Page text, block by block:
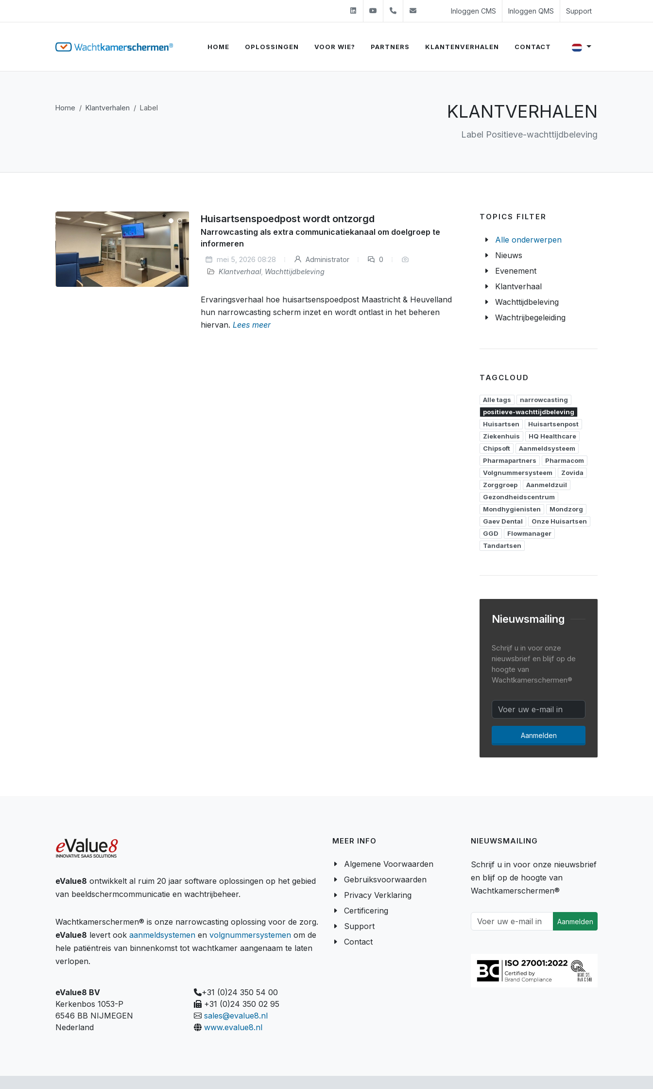
LinkedinYoutube+31 (0)24 350 54 00
sales@evalue8.nl
Inloggen CMS Inloggen QMS Support
HOME OPLOSSINGEN VOOR WIE? PARTNERS KLANTENVERHALEN CONTACT
KLANTVERHALEN
Label Positieve-wachttijdbeleving
Home Klantverhalen Label
Huisartsenspoedpost wordt ontzorgd
Narrowcasting als extra communicatiekanaal om doelgroep te
informeren
mei 5, 2026 08:28 Administrator
0
Klantverhaal, Wachttijdbeleving
Ervaringsverhaal hoe huisartsenspoedpost Maastricht & Heuvelland
hun narrowcasting scherm inzet en wordt ontlast in het beheren
hiervan. Lees meer
TOPICS FILTER
Alle onderwerpen
Nieuws
Evenement
Klantverhaal
Wachttijdbeleving
Wachtrijbegeleiding
TAGCLOUD
Alle tags
narrowcasting
positieve-wachttijdbeleving
Huisartsen
Huisartsenpost
Ziekenhuis
HQ Healthcare
Chipsoft
Aanmeldsysteem
Pharmapartners
Pharmacom
Volgnummersysteem
Zovida
Zorggroep
Aanmeldzuil
Gezondheidscentrum
Mondhygienisten
Mondzorg
Gaev Dental
Onze Huisartsen
GGD
Flowmanager
Tandartsen
Nieuwsmailing
Schrijf u in voor onze
nieuwsbrief en blijf op de
hoogte van
Wachtkamerschermen®
Aanmelden
eValue8 ontwikkelt al ruim 20 jaar software oplossingen op het gebied
van beeldschermcommunicatie en wachtrijbeheer.
Wachtkamerschermen® is onze narrowcasting oplossing voor de zorg.
eValue8 levert ook aanmeldsystemen en volgnummersystemen om de
hele patiëntreis van binnenkomst tot wachtkamer aangenaam te laten
verlopen.
eValue8 BV
Kerkenbos 1053-P
6546 BB NIJMEGEN
Nederland
+31 (0)24 350 54 00
+31 (0)24 350 02 95
sales@evalue8.nl
www.evalue8.nl
MEER INFO
Algemene Voorwaarden
Gebruiksvoorwaarden
Privacy Verklaring
Certificering
Support
Contact
NIEUWSMAILING
Schrijf u in voor onze nieuwsbrief
en blijf op de hoogte van
Wachtkamerschermen®
Aanmelden